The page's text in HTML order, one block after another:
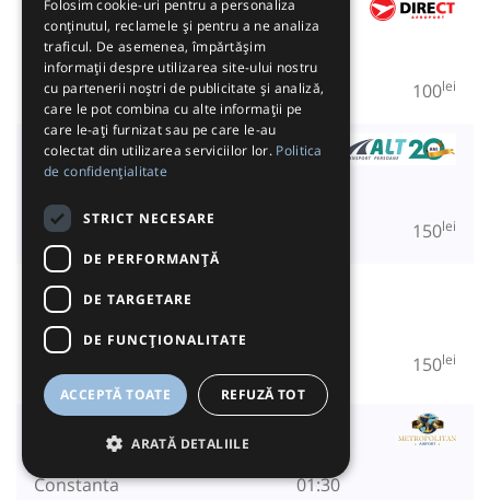
Direct Aeroport
Aeroport Otopeni
Constanta
21:00
00:30
100lei
ALT Transport Persoane
Aeroport Otopeni
Constanta
150lei
Kirvad Tour
Aeroport Otopeni
Constanta
150lei
Aeroport Otopeni
Constanta
01:30
Folosim cookie-uri pentru a personaliza
conținutul, reclamele și pentru a ne analiza
traficul. De asemenea, împărtășim
informații despre utilizarea site-ului nostru
cu partenerii noștri de publicitate și analiză,
care le pot combina cu alte informații pe
care le-ați furnizat sau pe care le-au
colectat din utilizarea serviciilor lor. Politica
de confidențialitate
STRICT NECESARE
DE PERFORMANȚĂ
DE TARGETARE
DE FUNCŢIONALITATE
ACCEPTĂ TOATE REFUZĂ TOT
ARATĂ DETALIILE